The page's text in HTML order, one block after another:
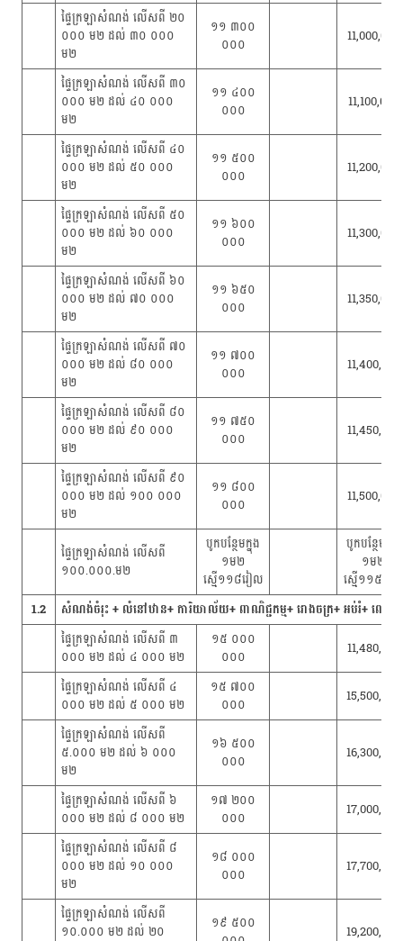
ផ្ទៃក្រឡាសំណង់ លើសពី ២០
០០០ ម២ ដល់ ៣០ ០០០
ម២
១១ ៣០០
០០០
11,000,000
ផ្ទៃក្រឡាសំណង់ លើសពី ៣០
០០០ ម២ ដល់ ៤០ ០០០
ម២
១១ ៤០០
០០០
11,100,000
ផ្ទៃក្រឡាសំណង់ លើសពី ៤០
០០០ ម២ ដល់ ៥០ ០០០
ម២
១១ ៥០០
០០០
11,200,000
ផ្ទៃក្រឡាសំណង់ លើសពី ៥០
០០០ ម២ ដល់ ៦០ ០០០
ម២
១១ ៦០០
០០០
11,300,000
ផ្ទៃក្រឡាសំណង់ លើសពី ៦០
០០០ ម២ ដល់ ៧០ ០០០
ម២
១១ ៦៥០
០០០
11,350,000
ផ្ទៃក្រឡាសំណង់ លើសពី ៧០
០០០ ម២ ដល់ ៨០ ០០០
ម២
១១ ៧០០
០០០
11,400,000
ផ្ទៃក្រឡាសំណង់ លើសពី ៨០
០០០ ម២ ដល់ ៩០ ០០០
ម២
១១ ៧៥០
០០០
11,450,000
ផ្ទៃក្រឡាសំណង់ លើសពី ៩០
០០០ ម២ ដល់ ១០០ ០០០
ម២
១១ ៨០០
០០០
11,500,000
ផ្ទៃក្រឡាសំណង់ លើសពី
១០០.០០០.ម២
បូកបន្ថែមក្នុង
១ម២
ស្មើ១១៨រៀល
បូកបន្ថែមក្នុង
១ម២
ស្មើ១១៥រៀល
1.2
សំណង់ចំរុះ + លំនៅឋាន+ ការិយាល័យ+ ពាណិជ្ជកម្ម+ រោងចក្រ+ អប់រំ+ ពេ
ផ្ទៃក្រឡាសំណង់ លើសពី ៣
០០០ ម២ ដល់ ៤ ០០០ ម២
១៥ ០០០
០០០
11,480,000
ផ្ទៃក្រឡាសំណង់ លើសពី ៤
០០០ ម២ ដល់ ៥ ០០០ ម២
១៥ ៧០០
០០០
15,500,000
ផ្ទៃក្រឡាសំណង់ លើសពី
៥.០០០ ម២ ដល់ ៦ ០០០
ម២
១៦ ៥០០
០០០
16,300,000
ផ្ទៃក្រឡាសំណង់ លើសពី ៦
០០០ ម២ ដល់ ៨ ០០០ ម២
១៧ ២០០
០០០
17,000,000
ផ្ទៃក្រឡាសំណង់ លើសពី ៨
០០០ ម២ ដល់ ១០ ០០០
ម២
១៨ ០០០
០០០
17,700,000
ផ្ទៃក្រឡាសំណង់ លើសពី
១០.០០០ ម២ ដល់ ២០
១៩ ៥០០
19,200,000